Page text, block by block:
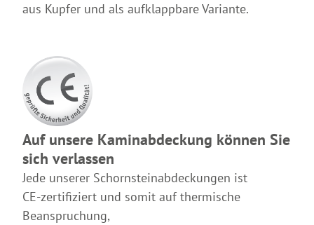
aus Kupfer und als aufklappbare Variante.
Auf unsere Kaminabdeckung können Sie
sich verlassen
Jede unserer Schornsteinabdeckungen ist
CE-zertifiziert und somit auf thermische
Beanspruchung,